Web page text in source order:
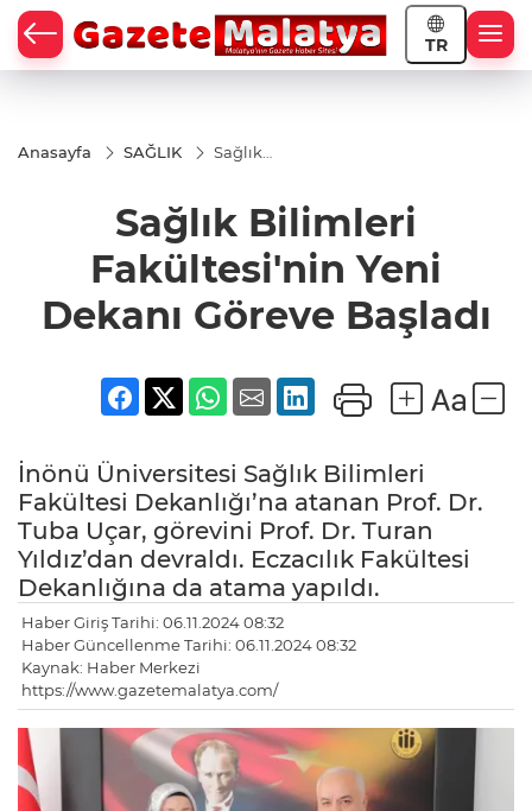
TR
Anasayfa SAĞLIK
Sağlık
Yeni Dekanı
Göreve
Sağlık Bilimleri
Fakültesi'nin Yeni
Dekanı Göreve Başladı
İnönü Üniversitesi Sağlık Bilimleri
Fakültesi Dekanlığı’na atanan Prof. Dr.
Tuba Uçar, görevini Prof. Dr. Turan
Yıldız’dan devraldı. Eczacılık Fakültesi
Dekanlığına da atama yapıldı.
Haber Giriş Tarihi: 06.11.2024 08:32
Haber Güncellenme Tarihi: 06.11.2024 08:32
Kaynak: Haber Merkezi
https://www.gazetemalatya.com/